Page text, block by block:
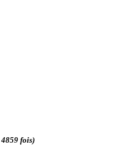
4859 fois)